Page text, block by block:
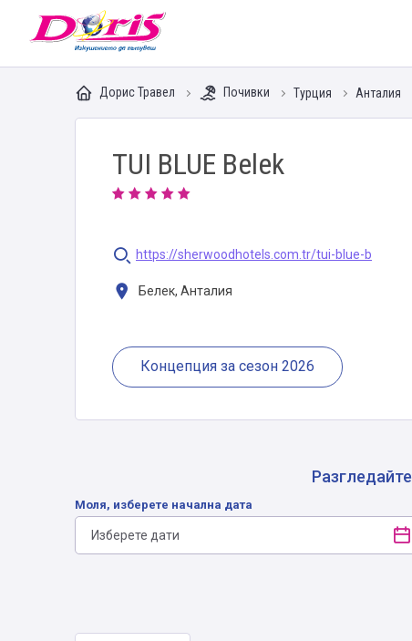
Doris - Изкушението да пътуваш
Дорис Травел Почивки Турция Анталия
TUI BLUE Belek
https://sherwoodhotels.com.tr/tui-blue-b
Белек, Анталия
Концепция за сезон 2026
Моля, изберете начална дата